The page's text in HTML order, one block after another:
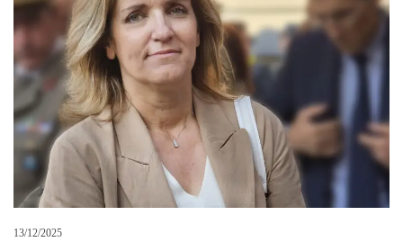
13/12/2025